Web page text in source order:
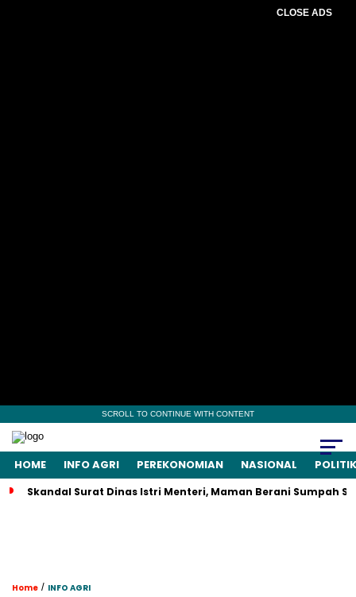
CLOSE ADS
SCROLL TO CONTINUE WITH CONTENT
HOME INFO AGRI PEREKONOMIAN NASIONAL POLITIK
Skandal Surat Dinas Istri Menteri, Maman Berani Sumpah
Home / INFO AGRI